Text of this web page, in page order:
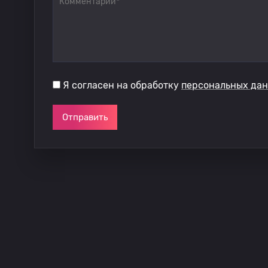
Я согласен на обработку персональных
Отправить